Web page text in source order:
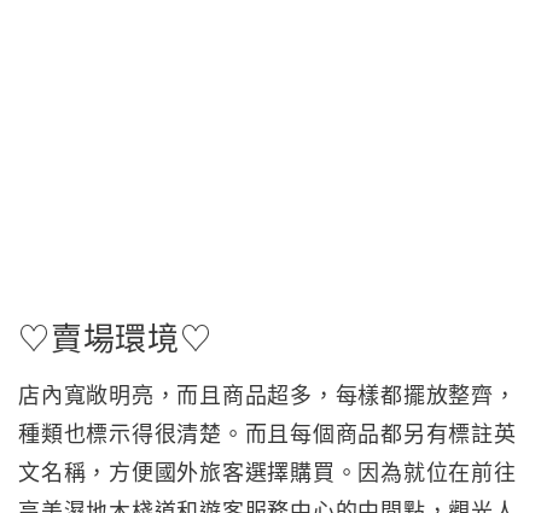
♡賣場環境♡
店內寬敞明亮，而且商品超多，每樣都擺放整齊，
種類也標示得很清楚。而且每個商品都另有標註英
文名稱，方便國外旅客選擇購買。因為就位在前往